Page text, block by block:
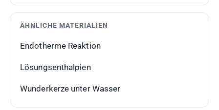
ÄHNLICHE MATERIALIEN
Endotherme Reaktion
Lösungsenthalpien
Wunderkerze unter Wasser